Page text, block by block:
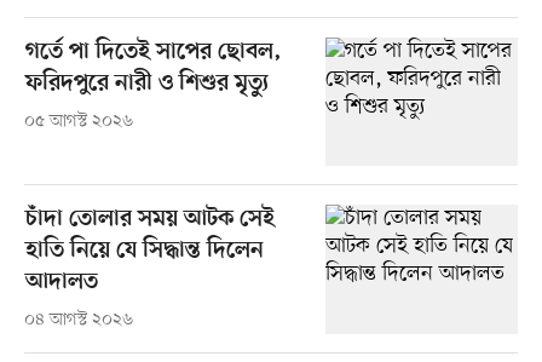
গর্তে পা দিতেই সাপের ছোবল,
ফরিদপুরে নারী ও শিশুর মৃত্যু
০৫ আগস্ট ২০২৬
চাঁদা তোলার সময় আটক সেই
হাতি নিয়ে যে সিদ্ধান্ত দিলেন
আদালত
০৪ আগস্ট ২০২৬